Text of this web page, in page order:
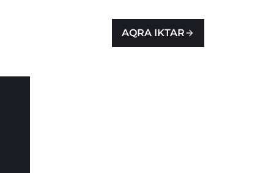
AQRA IKTAR